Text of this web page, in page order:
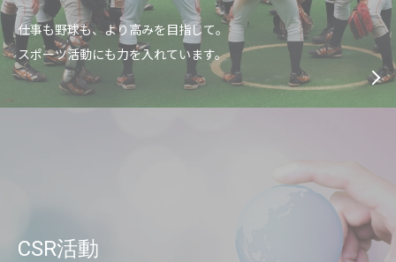
仕事も野球も、より高みを目指して。
スポーツ活動にも力を入れています。
CSR活動